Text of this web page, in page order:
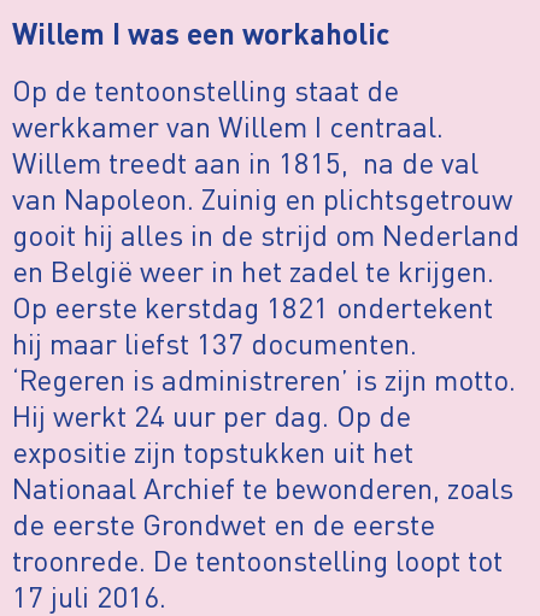
Willem I was een workaholic
Op de tentoonstelling staat de
werkkamer van Willem I centraal.
Willem treedt aan in 1815, na de val
van Napoleon. Zuinig en plichtsgetrouw
gooit hij alles in de strijd om Nederland
en België weer in het zadel te krijgen.
Op eerste kerstdag 1821 ondertekent
hij maar liefst 137 documenten.
‘Regeren is administreren’ is zijn motto.
Hij werkt 24 uur per dag. Op de
expositie zijn topstukken uit het
Nationaal Archief te bewonderen, zoals
de eerste Grondwet en de eerste
troonrede. De tentoonstelling loopt tot
17 juli 2016.